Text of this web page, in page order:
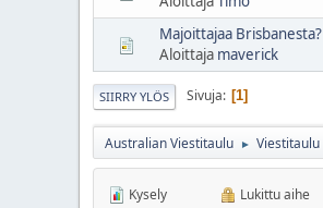
Majoittajaa Brisbanesta?
Aloittaja maverick
SIIRRY YLÖS Sivuja 1
Australian Viestitaulu ► Viestitaulu
Kysely
Lukittu aihe